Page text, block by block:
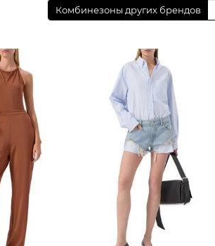
Комбинезоны других брендов